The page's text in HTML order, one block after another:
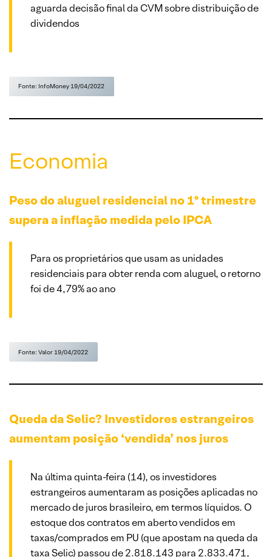
aguarda decisão final da CVM sobre distribuição de
dividendos
Fonte: InfoMoney 19/04/2022
Economia
Peso do aluguel residencial no 1º trimestre
supera a inflação medida pelo IPCA
Para os proprietários que usam as unidades
residenciais para obter renda com aluguel, o retorno
foi de 4,79% ao ano
Fonte: Valor 19/04/2022
Queda da Selic? Investidores estrangeiros
aumentam posição ‘vendida’ nos juros
Na última quinta-feira (14), os investidores
estrangeiros aumentaram as posições aplicadas no
mercado de juros brasileiro, em termos líquidos. O
estoque dos contratos em aberto vendidos em
taxas/comprados em PU (que apostam na queda da
taxa Selic) passou de 2.818.143 para 2.833.471,